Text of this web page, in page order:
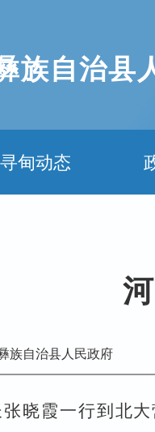
族自治县
寻甸动态
族自治县人民政府
晓霞一行到北